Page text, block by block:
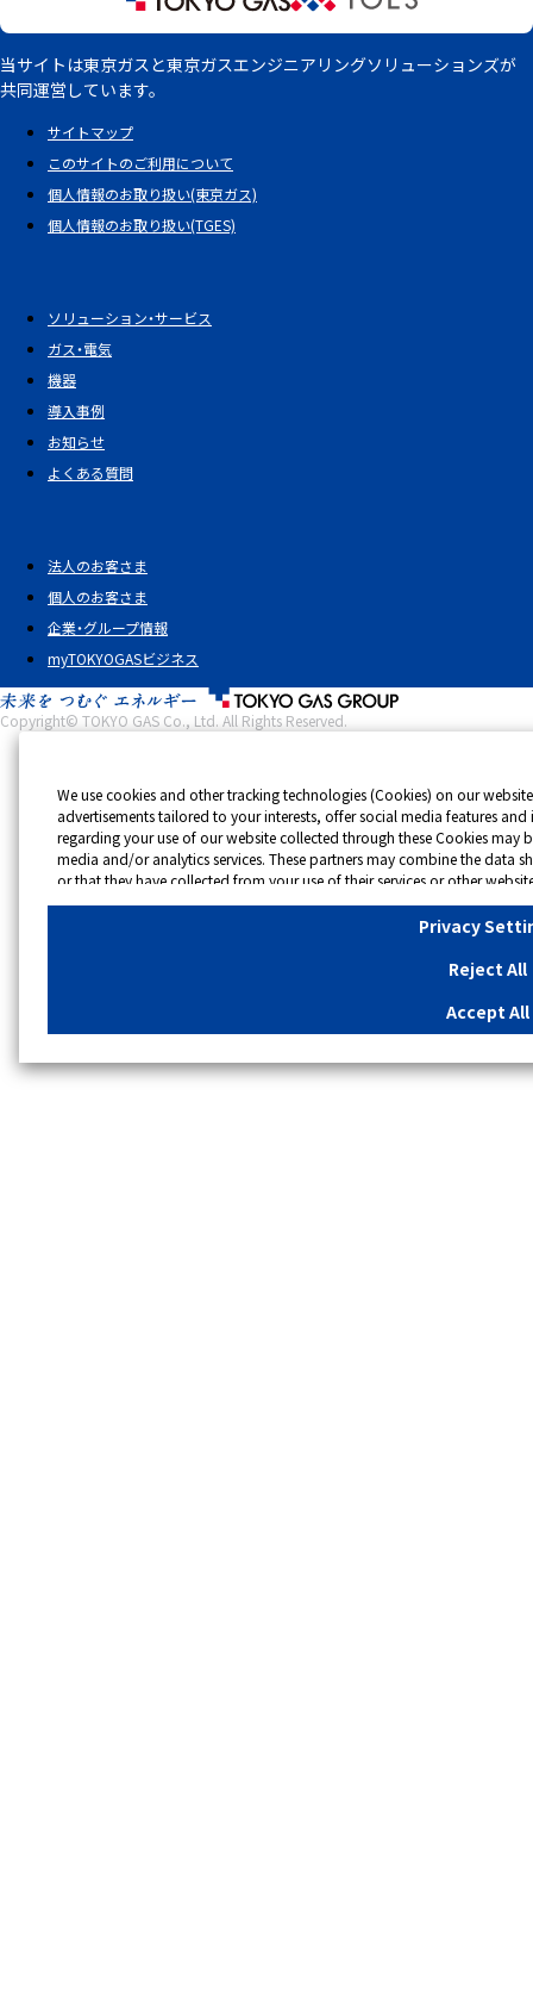
サイトマップ
このサイトのご利用について
個人情報のお取り扱い(東京ガス)
個人情報のお取り扱い(TGES)
ソリューション・サービス
ガス・電気
機器
導入事例
お知らせ
よくある質問
法人のお客さま
個人のお客さま
企業・グループ情報
myTOKYOGASビジネス
当サイトは東京ガスと東京ガスエンジニアリングソリューションズが
共同運営しています。
Copyright© TOKYO GAS Co., Ltd. All Rights Reserved.
We use cookies and other tracking technologies (Cookies) on our
advertisements tailored to your interests, offer social media features
regarding your use of our website collected through these Cookies
media and/or analytics services. These partners may combine the
or that they have collected from your use of their services or other
by businesses other than us on the internet. If you wish to reject the use
click "Reject All". If you agree to the use of all Cookies, please click
Cookies Details
Privacy
Reject All
Accept All